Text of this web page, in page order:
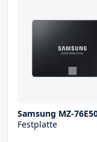
Samsung MZ-
Festplatte